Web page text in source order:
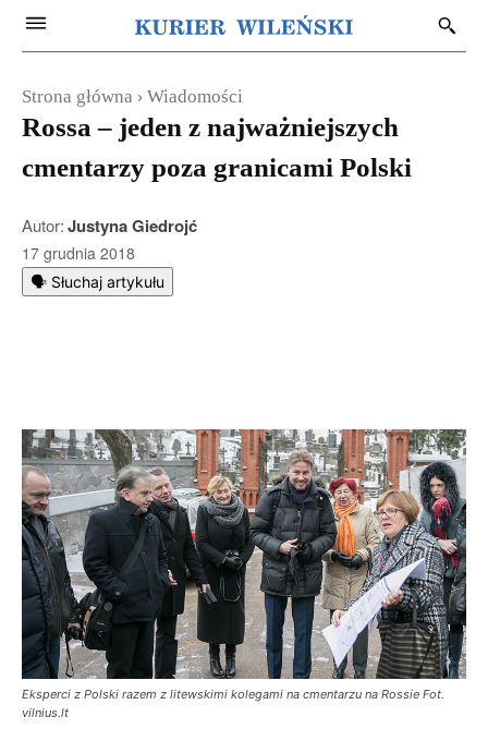
Strona główna Wiadomości
Rossa – jeden z najważniejszych
cmentarzy poza granicami Polski
Autor:Justyna Giedrojć
17 grudnia 2018
🗣️ Słuchaj artykułu
Eksperci z Polski razem z litewskimi kolegami na cmentarzu na Rossie Fot.
vilnius.lt